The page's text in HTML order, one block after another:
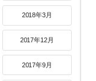
2018年3月
2017年12月
2017年9月